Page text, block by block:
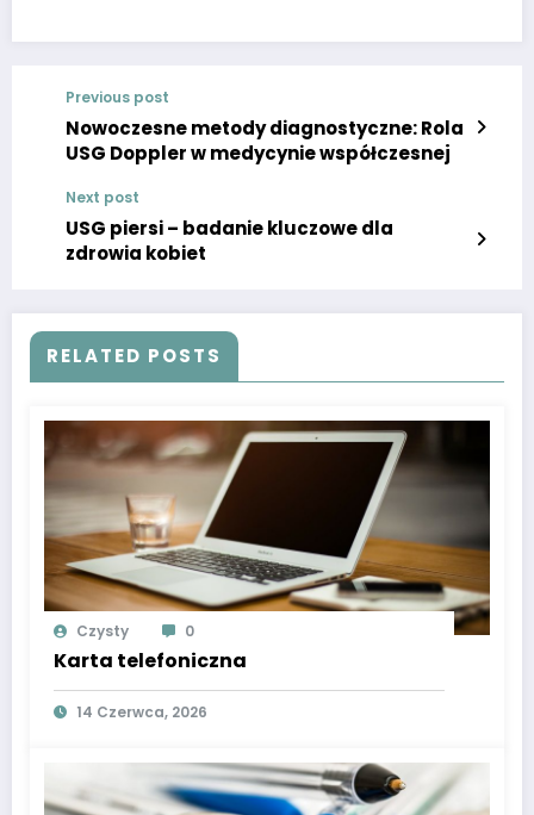
Previous post
Nowoczesne metody diagnostyczne: Rola
USG Doppler w medycynie współczesnej
Next post
USG piersi – badanie kluczowe dla
zdrowia kobiet
RELATED POSTS
Czysty 0
Karta telefoniczna
14 Czerwca, 2026